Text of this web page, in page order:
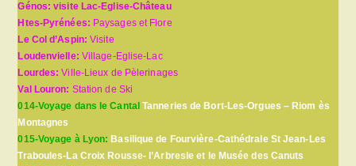
Génos: visite Lac-Eglise-Château
Htes-Pyrénées: Paysages et Flore
Le Col d’Aspin:Visite
Loudenvielle: Village-Eglise-Lac
Lourdes:Ville-Lieux de Pèlerinages
Val Louron: Station de Ski
014-Voyage dans le Cantal Tanneries de Bort-Les-Orgues – Riom ès
Montagnes
015-Voyage à Lyon: Basilique de Fourvière-Cathédrale St Jean-Les
Traboules-La Croix Rousse- l’Arbresle et le Musée des Canuts